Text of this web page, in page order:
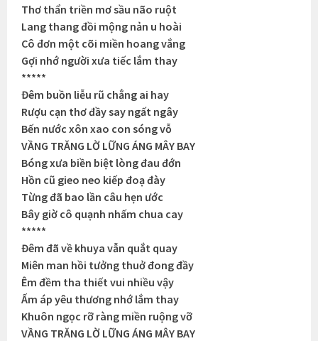
Thơ thẩn triền mơ sầu não ruột
Lang thang đồi mộng nản u hoài
Cô đơn một cõi miền hoang vắng
Gợi nhớ người xưa tiếc lắm thay
*****
Đêm buồn liễu rũ chẳng ai hay
Rượu cạn thơ đầy say ngất ngây
Bến nước xôn xao con sóng vỗ
VẦNG TRĂNG LỜ LỮNG ÁNG MÂY BAY
Bóng xưa biền biệt lòng đau đớn
Hồn cũ gieo neo kiếp đoạ đày
Từng đã bao lần câu hẹn ước
Bây giờ cô quạnh nhấm chua cay
*****
Đêm đã về khuya vẫn quắt quay
Miên man hồi tưởng thuở đong đầy
Êm đềm tha thiết vui nhiều vậy
Ấm áp yêu thương nhớ lắm thay
Khuôn ngọc rỡ ràng miền ruộng vỡ
VẦNG TRĂNG LỜ LỮNG ÁNG MÂY BAY